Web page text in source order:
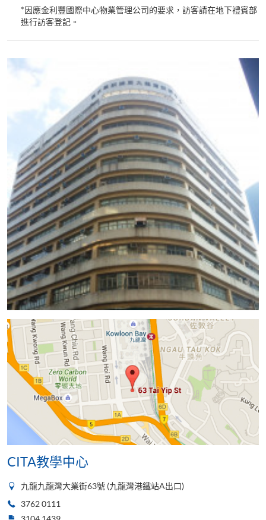
*因應金利豐國際中心物業管理公司的要求，訪客請在地下禮賓部
進行訪客登記。
CITA教學中心
九龍九龍灣大業街63號 (九龍灣港鐵站A出口)
3762 0111